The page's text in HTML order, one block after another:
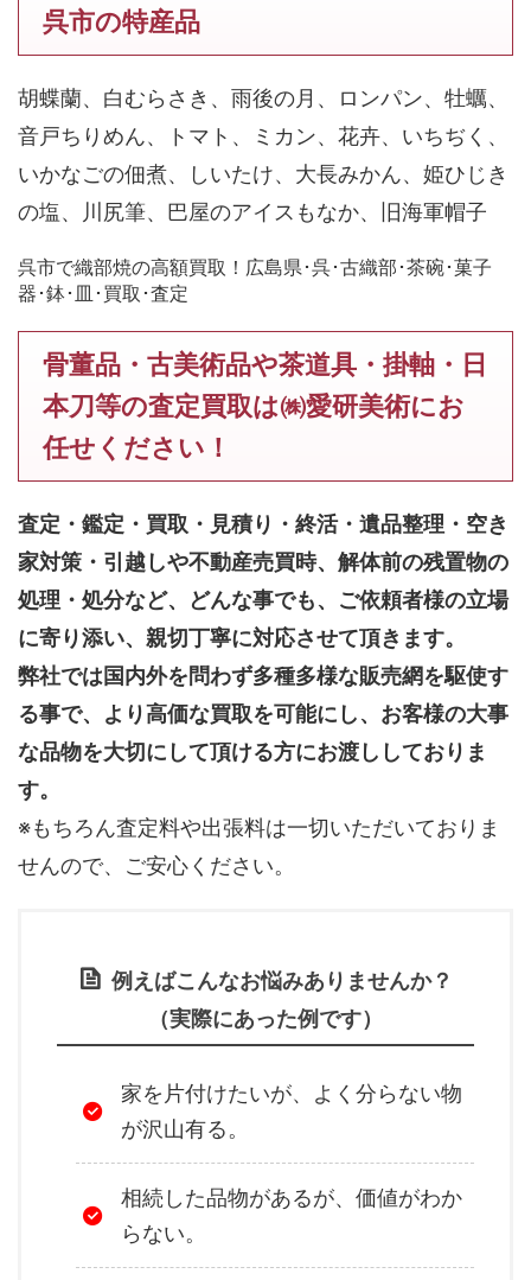
呉市の特産品
胡蝶蘭、白むらさき、雨後の月、ロンパン、牡蠣、
音戸ちりめん、トマト、ミカン、花卉、いちぢく、
いかなごの佃煮、しいたけ、大長みかん、姫ひじき
の塩、川尻筆、巴屋のアイスもなか、旧海軍帽子
呉市で織部焼の高額買取！広島県･呉･古織部･茶碗･菓子
器･鉢･皿･買取･査定
骨董品・古美術品や茶道具・掛軸・日
本刀等の査定買取は㈱愛研美術にお
任せください！
査定・鑑定・買取・見積り・終活・遺品整理・空き
家対策・引越しや不動産売買時、解体前の残置物の
処理・処分など、どんな事でも、 ご依頼者様の立場
に寄り添い、親切丁寧に対応させて頂きます。
弊社では国内外を問わず多種多様な販売網を駆使す
る事で、より高価な買取を可能にし、お客様の大事
な品物を大切にして頂ける方にお渡ししておりま
す。
※もちろん査定料や出張料は一切いただいておりま
せんので、ご安心ください。
例えばこんなお悩みありませんか？
（実際にあった例です）
家を片付けたいが、よく分らない物
が沢山有る。
相続した品物があるが、価値がわか
らない。